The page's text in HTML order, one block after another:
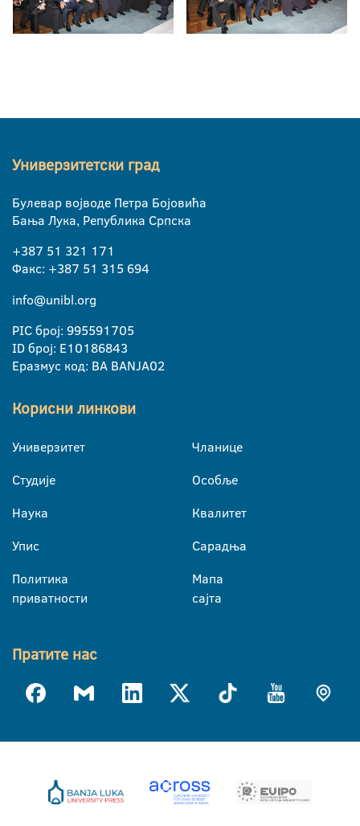
Универзитетски град
Булевар војводе Петра Бојовића
Бања Лука, Република Српска
+387 51 321 171
Факс: +387 51 315 694
info@unibl.org
PIC број: 995591705
ID број: E10186843
Еразмус код: BA BANJA02
Корисни линкови
Универзитет
Студије
Наука
Упис
Политика
приватности
Чланице
Особље
Квалитет
Сарадња
Мапа
сајта
Пратите нас